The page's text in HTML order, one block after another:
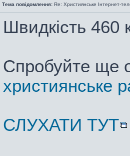
Тема повідомлення: Re: Християнське Інтернет-
Швидкість 460
Спробуйте ще
християнське
СЛУХАТИ ТУТ